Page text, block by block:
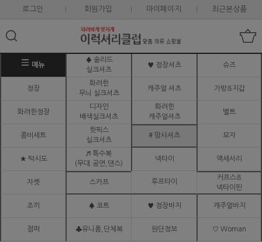
로그인 회원가입 마이페이지 최근본상품
메뉴
♠ 솔리드
실크셔츠
♥ 정장셔츠 슈즈
정장
화려한
무늬 실크셔츠
캐주얼 셔츠 가방&지갑
화려한정장
디자인
배색실크셔츠
화려한
캐주얼셔츠
벨트
콤비세트
핫픽스
실크셔츠
# 망사셔츠 모자
★ 턱시도
♬ 특수복
(무대.공연,댄스)
넥타이 액세서리
자켓 스카프 루프타이
커프스&
넥타이핀
조끼 ♠ 코트 ♥ 정장바지 캐주얼바지
점퍼 ♣유니폼,단체복 원단정보 ♡ Woman